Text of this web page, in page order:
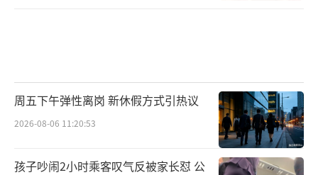
周五下午弹性离岗 新休假方式引热议
2026-08-06 11:20:53
孩子吵闹2小时乘客叹气反被家长怼 公